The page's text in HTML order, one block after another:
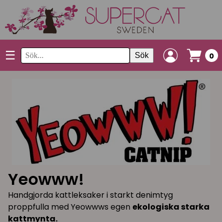
☰ Sök 0
Yeowww!
Handgjorda kattleksaker i starkt denimtyg
proppfulla med Yeowwws egen ekologiska starka
kattmynta.